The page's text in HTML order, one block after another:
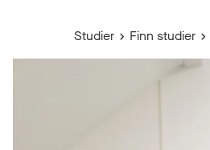
Studier Finn studier